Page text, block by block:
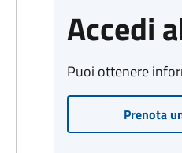
Accedi
Puoi ottenere
Prenota